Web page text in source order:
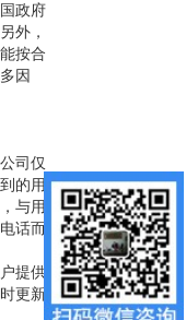
政府
外，
按合
因
司仅
的用
与用
话而
提供
更新